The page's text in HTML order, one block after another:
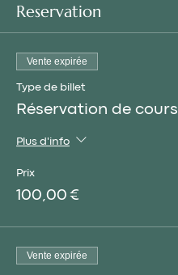
Reservation
Vente expirée
Type de billet
Réservation de cours
Plus d'info
Prix
100,00 €
Vente expirée